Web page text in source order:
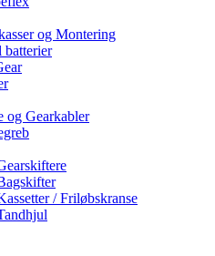
og Montering
batterier
og Gearkabler
/ Friløbskranse